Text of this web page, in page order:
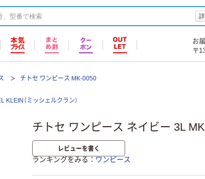
お
〒
チトセ ワンピース MK-0050
KLEIN（ミッシェルクラン）
チトセ ワンピース ネイビー 3L MK-
レビューを書く
ランキングをみる ワンピース